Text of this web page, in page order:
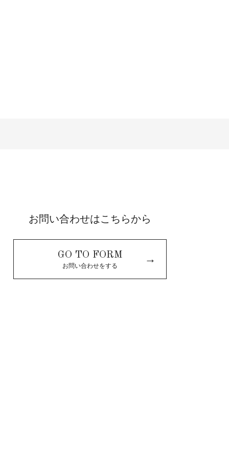
お問い合わせはこちらから
GO TO FORM
お問い合わせをする
→